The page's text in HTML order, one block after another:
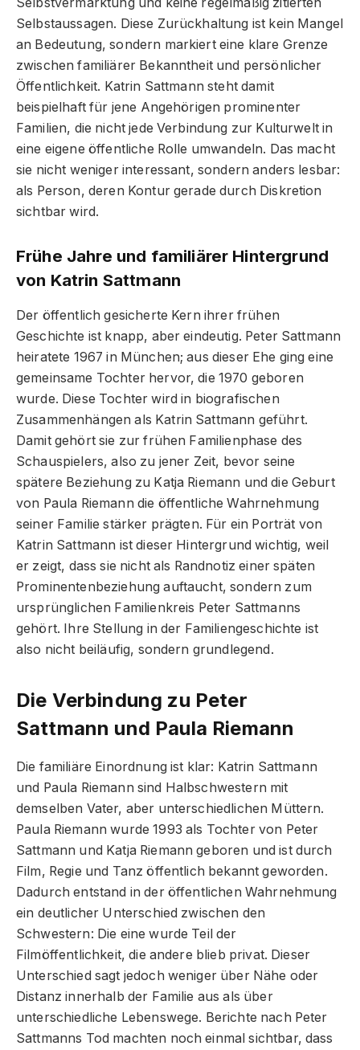
Selbstaussagen. Diese Zurückhaltung ist kein Mangel
an Bedeutung, sondern markiert eine klare Grenze
zwischen familiärer Bekanntheit und persönlicher
Öffentlichkeit. Katrin Sattmann steht damit
beispielhaft für jene Angehörigen prominenter
Familien, die nicht jede Verbindung zur Kulturwelt in
eine eigene öffentliche Rolle umwandeln. Das macht
sie nicht weniger interessant, sondern anders lesbar:
als Person, deren Kontur gerade durch Diskretion
sichtbar wird.
Frühe Jahre und familiärer Hintergrund
von Katrin Sattmann
Der öffentlich gesicherte Kern ihrer frühen
Geschichte ist knapp, aber eindeutig. Peter Sattmann
heiratete 1967 in München; aus dieser Ehe ging eine
gemeinsame Tochter hervor, die 1970 geboren
wurde. Diese Tochter wird in biografischen
Zusammenhängen als Katrin Sattmann geführt.
Damit gehört sie zur frühen Familienphase des
Schauspielers, also zu jener Zeit, bevor seine
spätere Beziehung zu Katja Riemann und die Geburt
von Paula Riemann die öffentliche Wahrnehmung
seiner Familie stärker prägten. Für ein Porträt von
Katrin Sattmann ist dieser Hintergrund wichtig, weil
er zeigt, dass sie nicht als Randnotiz einer späten
Prominentenbeziehung auftaucht, sondern zum
ursprünglichen Familienkreis Peter Sattmanns
gehört. Ihre Stellung in der Familiengeschichte ist
also nicht beiläufig, sondern grundlegend.
Die Verbindung zu Peter
Sattmann und Paula Riemann
Die familiäre Einordnung ist klar: Katrin Sattmann
und Paula Riemann sind Halbschwestern mit
demselben Vater, aber unterschiedlichen Müttern.
Paula Riemann wurde 1993 als Tochter von Peter
Sattmann und Katja Riemann geboren und ist durch
Film, Regie und Tanz öffentlich bekannt geworden.
Dadurch entstand in der öffentlichen Wahrnehmung
ein deutlicher Unterschied zwischen den
Schwestern: Die eine wurde Teil der
Filmöffentlichkeit, die andere blieb privat. Dieser
Unterschied sagt jedoch weniger über Nähe oder
Distanz innerhalb der Familie aus als über
unterschiedliche Lebenswege. Berichte nach Peter
Sattmanns Tod machten noch einmal sichtbar, dass